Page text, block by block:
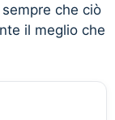
che ciò
il meglio che